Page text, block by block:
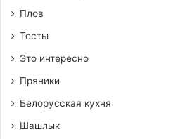
Плов
Тосты
Это интересно
Пряники
Белорусская кухня
Шашлык